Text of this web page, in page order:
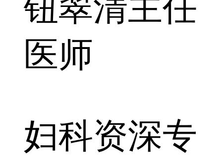
钮翠清主任
医师
妇科资深专